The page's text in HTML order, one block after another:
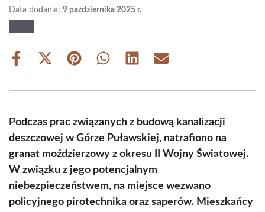
Data dodania: 9 października 2025 r.
Share
Share
(Twitter)
Share Share Share Share
Podczas prac związanych z budową kanalizacji
deszczowej w Górze Puławskiej, natrafiono na
granat moździerzowy z okresu II Wojny Światowej.
W związku z jego potencjalnym
niebezpieczeństwem, na miejsce wezwano
policyjnego pirotechnika oraz saperów. Mieszkańcy